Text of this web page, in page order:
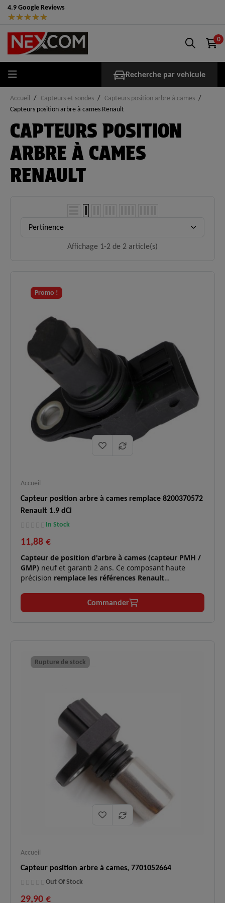
4.9 Google Reviews
★★★★★
0
Recherche par vehicule
Accueil Capteurs et sondes
Capteurs position arbre à cames
Capteurs position arbre à cames Renault
CAPTEURS POSITION
ARBRE À CAMES
RENAULT
Pertinence
Affichage 1-2 de 2 article(s)
Promo !
Accueil
Capteur position arbre à cames remplace 8200370572
Renault 1.9 dCi
In Stock
11,88 €
Capteur de position d'arbre à cames (capteur PMH /
GMP) neuf et garanti 2 ans. Ce composant haute
précision remplace les références Renault
7700103486, ainsi que les équivalences Nissan, Opel,
GM, Mitsubishi, Suzuki, Volvo. Il est essentiel pour la
compatibles
dCi (G9U), 1.9 DI-D (F9Q).
puissance, voyant moteur allumé.
Applications
Renault
Espace/Laguna/Megane/Scenic,
Nissan Interstar/Primastar, Opel
Movano/Vivaro, Mitsubishi
Carisma/Space Star, Suzuki Grand
Vitara, Volvo S40/V40.
LogistiqueEn stock, expédition immédiate,
livraison express 48h.
Commander
Rupture de stock
Accueil
Capteur position arbre à cames, 7701052664
Out Of Stock
29,90 €